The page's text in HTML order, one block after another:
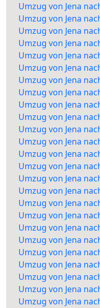
Umzug von Jena
Umzug von Jena
Umzug von Jena
Umzug von Jena
Umzug von Jena
Umzug von Jena
Umzug von Jena
Umzug von Jena
Umzug von Jena
Umzug von Jena
Umzug von Jena
Umzug von Jena
Umzug von Jena
Umzug von Jena
Umzug von Jena
Umzug von Jena
Umzug von Jena
Umzug von Jena
Umzug von Jena
Umzug von Jena
Umzug von Jena
Umzug von Jena
Umzug von Jena
Umzug von Jena
Umzug von Jena